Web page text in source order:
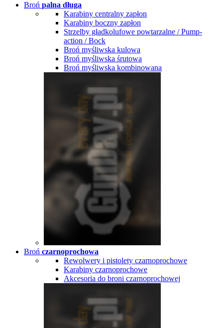
Broń palna długa
Karabiny centralny zapłon
Karabiny boczny zapłon
Strzelby gładkolufowe powtarzalne / Pump-
action / Bock
Broń myśliwska kulowa
Broń myśliwska śrutowa
Broń myśliwska kombinowana
Broń czarnoprochowa
Rewolwery i pistolety czarnoprochowe
Karabiny czarnoprochowe
Akcesoria do broni czarnoprochowej